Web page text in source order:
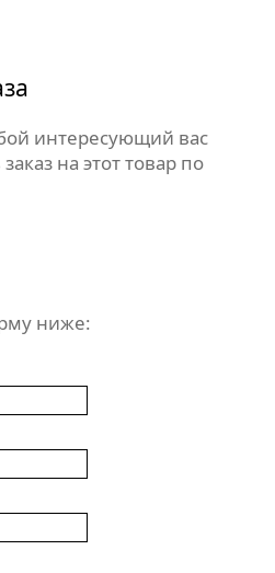
интересующий вас
на этот товар по
ниже: